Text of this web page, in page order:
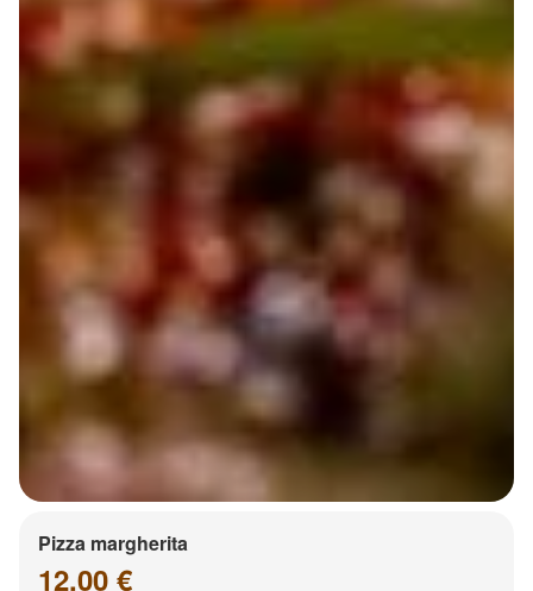
Pizza margherita
12.00 €